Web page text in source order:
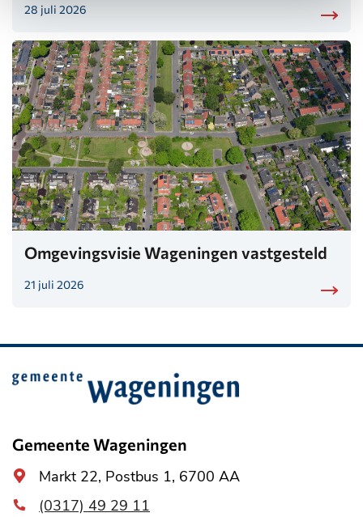
28 juli 2026
Omgevingsvisie Wageningen vastgesteld
21 juli 2026
Belangrijke
informatie
Gemeente Wageningen
Algemeen
adres
Markt 22, Postbus 1, 6700 AA
(0317) 49 29 11